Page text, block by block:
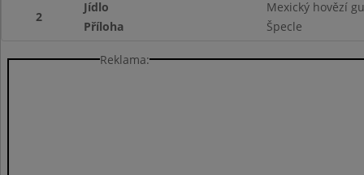
2
Jídlo
Mexický hovězí
Příloha
Špecle
Reklama: